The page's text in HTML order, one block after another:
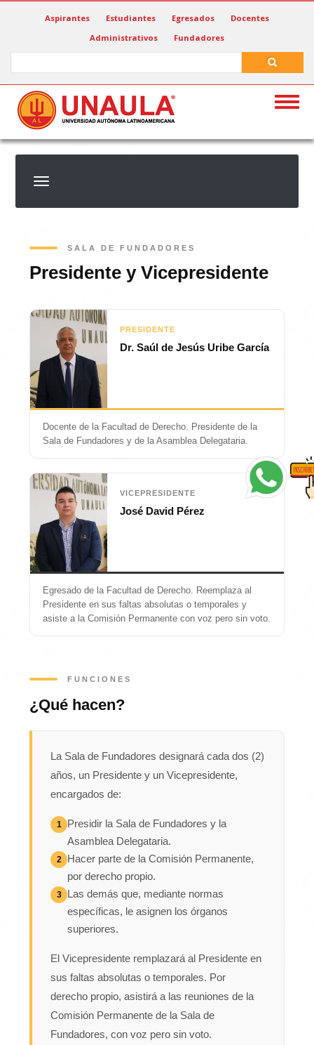
Aspirantes Estudiantes Egresados
Docentes
Administrativos
Fundadores
SALA DE FUNDADORES
Presidente y Vicepresidente
PRESIDENTE
Dr. Saúl de Jesús Uribe García
Docente de la Facultad de Derecho. Presidente de la
Sala de Fundadores y de la Asamblea Delegataria.
VICEPRESIDENTE
José David Pérez
Egresado de la Facultad de Derecho. Reemplaza al
Presidente en sus faltas absolutas o temporales y
asiste a la Comisión Permanente con voz pero sin voto.
FUNCIONES
¿Qué hacen?
La Sala de Fundadores designará cada dos (2)
años, un Presidente y un Vicepresidente,
encargados de:
1
Presidir la Sala de Fundadores y la
Asamblea Delegataria.
2
Hacer parte de la Comisión Permanente,
por derecho propio.
3
Las demás que, mediante normas
específicas, le asignen los órganos
superiores.
El Vicepresidente remplazará al Presidente en
sus faltas absolutas o temporales. Por
derecho propio, asistirá a las reuniones de la
Comisión Permanente de la Sala de
Fundadores, con voz pero sin voto.